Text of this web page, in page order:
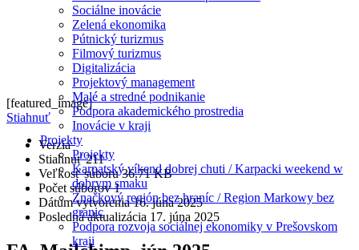
Sociálne inovácie
Zelená ekonomika
Pútnický turizmus
Filmový turizmus
Digitalizácia
Projektový management
Malé a stredné podnikanie
Podpora akademického prostredia
Inovácie v kraji
Projekty
Projekty
Karpatský víkend dobrej chuti / Karpacki weekend w
dobrym smaku
Značkový región bez hraníc / Region Markowy bez
granic
Podpora rozvoja sociálnej ekonomiky v Prešovskom
kraji
[featured_image]
Stiahnuť
Verzia
Stiahnuť211
Veľkosť súboru36.71 KB
Počet súborov1
Dátum vytvorenia16. júna 2025
Posledná aktualizácia 17. júna 2025